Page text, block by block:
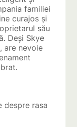
familiei
curajos și
său
Deși Skye
are nevoie
despre rasa